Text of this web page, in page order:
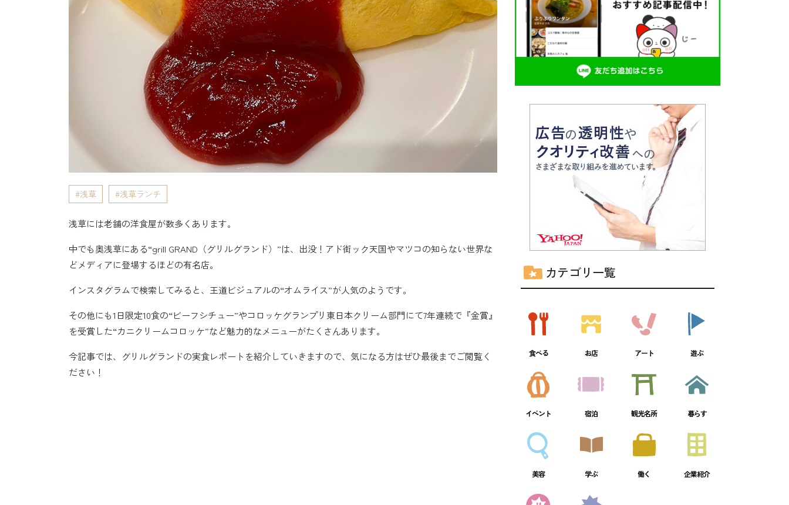
浅草 浅草ランチ
浅草には老舗の洋食屋が数多くあります。
中でも奥浅草にある“grill GRAND（グリルグランド）”は、出没！アド街ック天国やマツコの知らない世界な
どメディアに登場するほどの有名店。
インスタグラムで検索してみると、王道ビジュアルの“オムライス”が人気のようです。
その他にも1日限定10食の“ビーフシチュー”やコロッケグランプリ東日本クリーム部門にて7年連続で『金賞』
を受賞した“カニクリームコロッケ”など魅力的なメニューがたくさんあります。
今記事では、グリルグランドの実食レポートを紹介していきますので、気になる方はぜひ最後までご閲覧く
ださい！
カテゴリ一覧
食べる お店 アート 遊ぶ
イベント 宿泊 観光名所 暮らす
美容 学ぶ 働く 企業紹介